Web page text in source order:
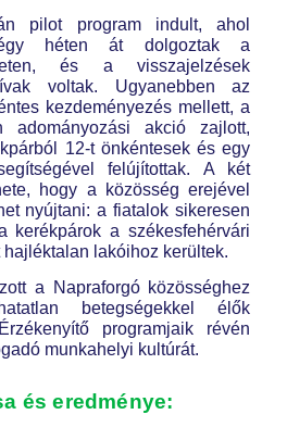
pilot program indult, ahol
héten át dolgoztak a
és a visszajelzések
voltak. Ugyanebben az
kezdeményezés mellett, a
adományozási akció zajlott,
12-t önkéntesek és egy
felújítottak. A két
hogy a közösség erejével
nyújtani: a fiatalok sikeresen
kerékpárok a székesfehérvári
lakóihoz kerültek.
a Napraforgó közösséghez
betegségekkel élők
programjaik révén
munkahelyi kultúrát.
és eredménye: